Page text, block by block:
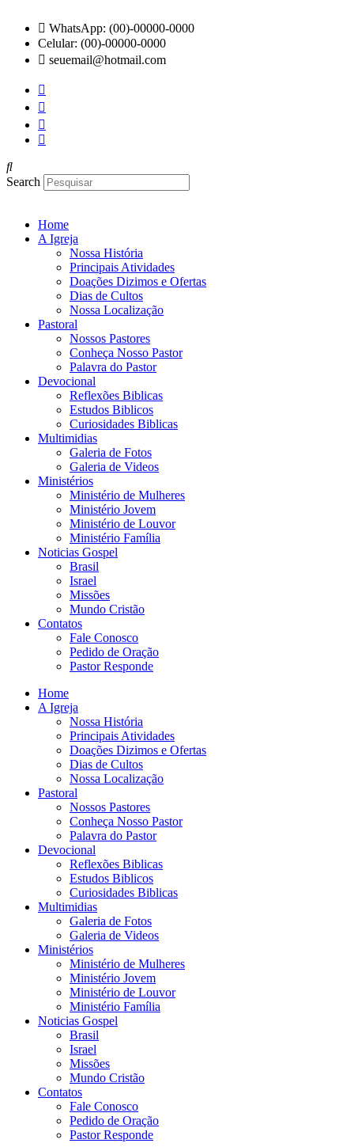
para
conteúdo
WhatsApp: (00)-00000-0000
Celular: (00)-00000-0000
seuemail@hotmail.com
Search
Home
A Igreja
Nossa História
Principais Atividades
Doações Dizimos e Ofertas
Dias de Cultos
Nossa Localização
Pastoral
Nossos Pastores
Conheça Nosso Pastor
Palavra do Pastor
Devocional
Reflexões Biblicas
Estudos Biblicos
Curiosidades Biblicas
Multimidias
Galeria de Fotos
Galeria de Videos
Ministérios
Ministério de Mulheres
Ministério Jovem
Ministério de Louvor
Ministério Família
Noticias Gospel
Brasil
Israel
Missões
Mundo Cristão
Contatos
Fale Conosco
Pedido de Oração
Pastor Responde
Home
A Igreja
Nossa História
Principais Atividades
Doações Dizimos e Ofertas
Dias de Cultos
Nossa Localização
Pastoral
Nossos Pastores
Conheça Nosso Pastor
Palavra do Pastor
Devocional
Reflexões Biblicas
Estudos Biblicos
Curiosidades Biblicas
Multimidias
Galeria de Fotos
Galeria de Videos
Ministérios
Ministério de Mulheres
Ministério Jovem
Ministério de Louvor
Ministério Família
Noticias Gospel
Brasil
Israel
Missões
Mundo Cristão
Contatos
Fale Conosco
Pedido de Oração
Pastor Responde